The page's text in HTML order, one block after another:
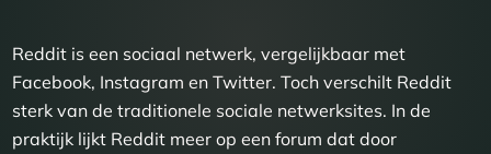
Reddit is een sociaal netwerk, vergelijkbaar met
Facebook, Instagram en Twitter. Toch verschilt Reddit
sterk van de traditionele sociale netwerksites. In de
praktijk lijkt Reddit meer op een forum dat door